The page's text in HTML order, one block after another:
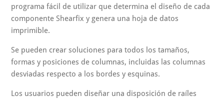
programa fácil de utilizar que determina el diseño de cada
componente Shearfix y genera una hoja de datos
imprimible.
Se pueden crear soluciones para todos los tamaños,
formas y posiciones de columnas, incluidas las columnas
desviadas respecto a los bordes y esquinas.
Los usuarios pueden diseñar una disposición de raíles